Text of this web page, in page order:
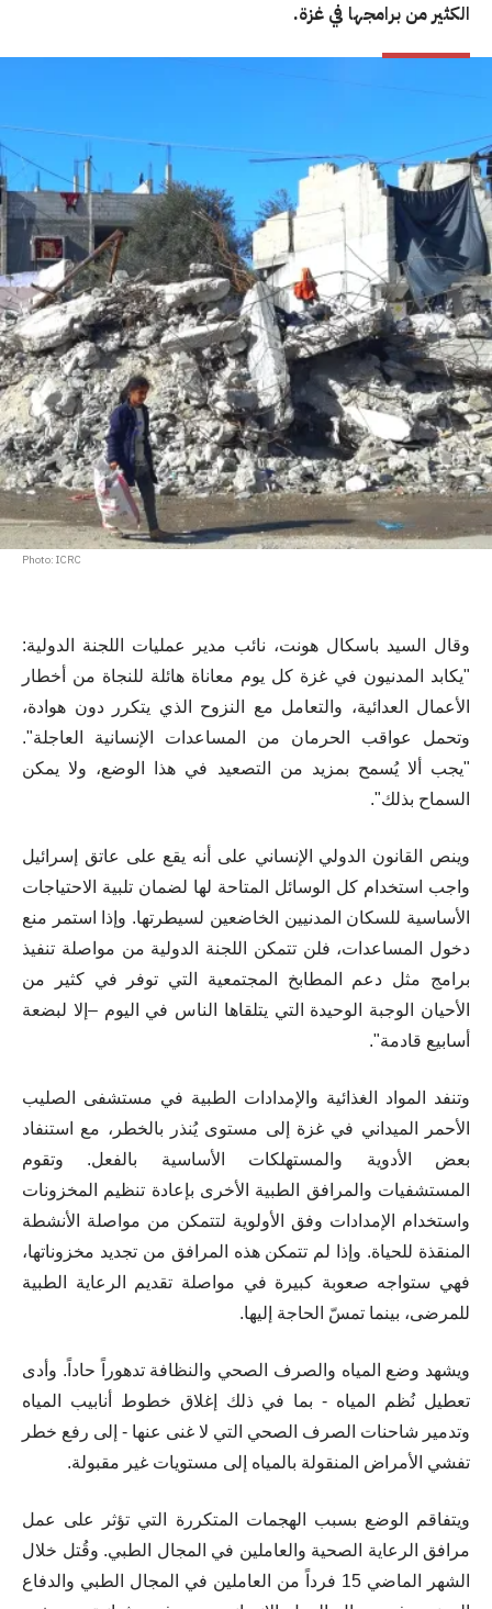
الكثير من برامجها في غزة.
Photo: ICRC
وقال السيد باسكال هونت، نائب مدير عمليات اللجنة الدولية:
"يكابد المدنيون في غزة كل يوم معاناة هائلة للنجاة من أخطار
الأعمال العدائية، والتعامل مع النزوح الذي يتكرر دون هوادة،
وتحمل عواقب الحرمان من المساعدات الإنسانية العاجلة".
"يجب ألا يُسمح بمزيد من التصعيد في هذا الوضع، ولا يمكن
السماح بذلك".
وينص القانون الدولي الإنساني على أنه يقع على عاتق إسرائيل
واجب استخدام كل الوسائل المتاحة لها لضمان تلبية الاحتياجات
الأساسية للسكان المدنيين الخاضعين لسيطرتها. وإذا استمر منع
دخول المساعدات، فلن تتمكن اللجنة الدولية من مواصلة تنفيذ
برامج مثل دعم المطابخ المجتمعية التي توفر في كثير من
الأحيان الوجبة الوحيدة التي يتلقاها الناس في اليوم –إلا لبضعة
أسابيع قادمة"
.
وتنفد المواد الغذائية والإمدادات الطبية في مستشفى الصليب
الأحمر الميداني في غزة إلى مستوى يُنذر بالخطر، مع استنفاد
بعض الأدوية والمستهلكات الأساسية بالفعل. وتقوم
المستشفيات والمرافق الطبية الأخرى بإعادة تنظيم المخزونات
واستخدام الإمدادات وفق الأولوية لتتمكن من مواصلة الأنشطة
المنقذة للحياة. وإذا لم تتمكن هذه المرافق من تجديد مخزوناتها،
فهي ستواجه صعوبة كبيرة في مواصلة تقديم الرعاية الطبية
للمرضى، بينما تمسّ الحاجة إليها.
ويشهد وضع المياه والصرف الصحي والنظافة تدهوراً حاداً. و أدى
تعطيل نُظم المياه - بما في ذلك إغلاق خطوط أنابيب المياه
وتدمير شاحنات الصرف الصحي التي لا غنى عنها - إلى رفع خطر
تفشي الأمراض المنقولة بالمياه إلى مستويات غير مقبولة.
ويتفاقم الوضع بسبب الهجمات المتكررة التي تؤثر على عمل
مرافق الرعاية الصحية والعاملين في المجال الطبي. وقُتل خلال
الشهر الماضي 15 فرداً من العاملين في المجال الطبي والدفاع